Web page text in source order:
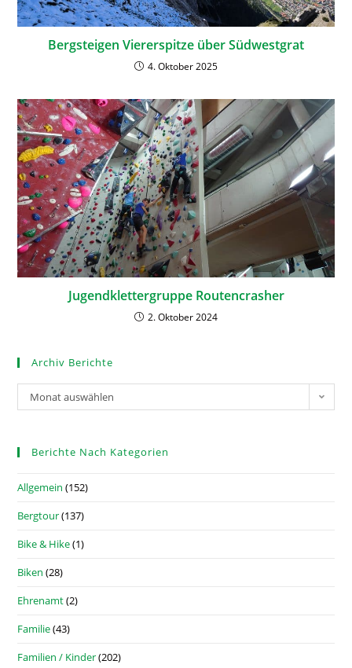
Bergsteigen Viererspitze über Südwestgrat
4. Oktober 2025
Jugendklettergruppe Routencrasher
2. Oktober 2024
Archiv Berichte
Monat auswählen
Berichte Nach Kategorien
Allgemein (152)
Bergtour(137)
Bike & Hike(1)
Biken (28)
Ehrenamt(2)
Familie(43)
Familien / Kinder(202)